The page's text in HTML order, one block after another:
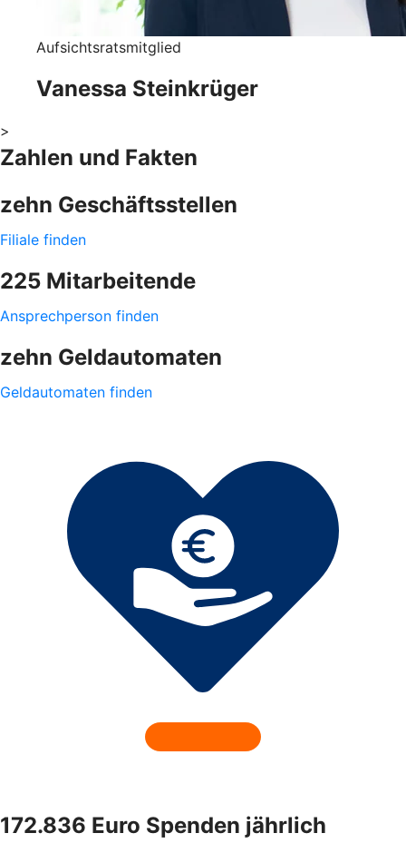
Aufsichtsratsmitglied
Vanessa Steinkrüger
>
Zahlen und Fakten
zehn Geschäftsstellen
Filiale finden
225 Mitarbeitende
Ansprechperson finden
zehn Geldautomaten
Geldautomaten finden
172.836 Euro Spenden jährlich